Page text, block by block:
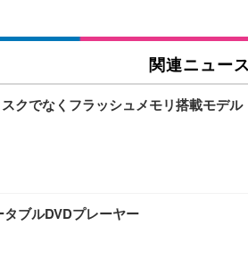
関連ニュース
クでなくフラッシュメモリ搭載モデル
ブルDVDプレーヤー